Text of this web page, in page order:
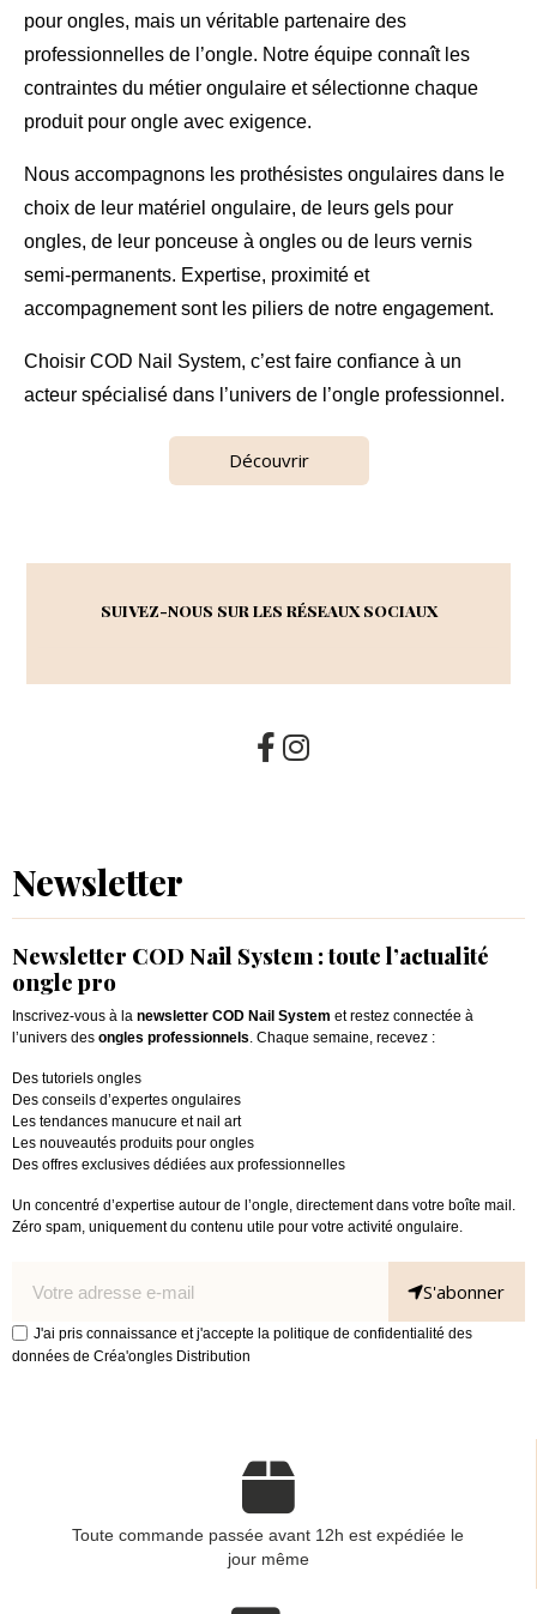
pour ongles, mais un véritable partenaire des
professionnelles de l’ongle. Notre équipe connaît les
contraintes du métier ongulaire et sélectionne chaque
produit pour ongle avec exigence.
Nous accompagnons les prothésistes ongulaires dans le
choix de leur matériel ongulaire, de leurs gels pour
ongles, de leur ponceuse à ongles ou de leurs vernis
semi-permanents. Expertise, proximité et
accompagnement sont les piliers de notre engagement.
Choisir COD Nail System, c’est faire confiance à un
acteur spécialisé dans l’univers de l’ongle professionnel.
Découvrir
SUIVEZ-NOUS SUR LES RÉSEAUX SOCIAUX
Newsletter
Newsletter COD Nail System : toute l’actualité
ongle pro
Inscrivez-vous à la newsletter COD Nail System et restez connectée à
l’univers des ongles professionnels. Chaque semaine, recevez :
Des tutoriels ongles
Des conseils d’expertes ongulaires
Les tendances manucure et nail art
Les nouveautés produits pour ongles
Des offres exclusives dédiées aux professionnelles
Un concentré d’expertise autour de l’ongle, directement dans votre boîte mail.
Zéro spam, uniquement du contenu utile pour votre activité ongulaire.
S'abonner
J'ai pris connaissance et j'accepte la politique de confidentialité des
données de Créa'ongles Distribution
Toute commande passée avant 12h est expédiée le
jour même